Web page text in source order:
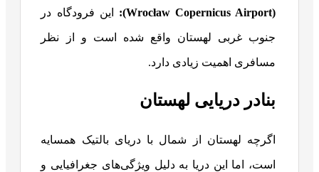
(
Wrocław Copernicus Airport
): این فرودگاه در
جنوب غربی لهستان واقع شده است و از نظر
مسافری اهمیت زیادی دارد.
بنادر دریایی لهستان
اگرچه لهستان از شمال با دریای بالتیک همسایه
است، اما این دریا به دلیل ویژگی‌های جغرافیایی و